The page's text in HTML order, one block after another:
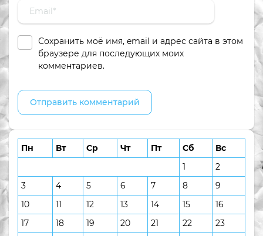
Сохранить моё имя, email и адрес сайта в этом
браузере для последующих моих
комментариев.
Пн Вт Ср Чт Пт Сб
Вс
1
2
3
4 5 6 7 8
9
10
11 12 13 14 15
16
17
18 19 20 21 22 23